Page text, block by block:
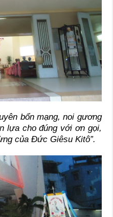
bổn mạng, noi gương
lựa cho đúng với ơn gọi,
của Đức Giêsu Kitô”.